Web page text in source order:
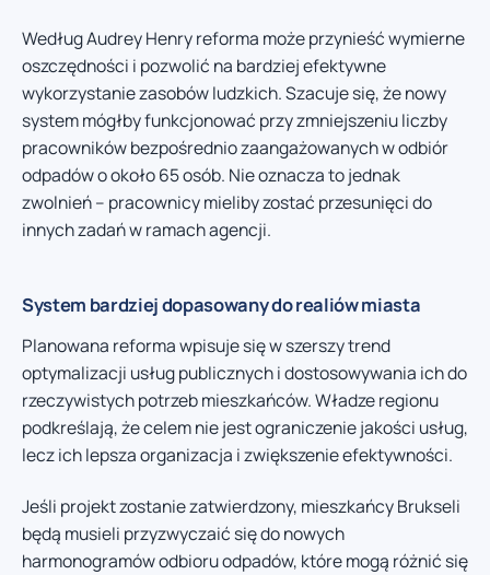
Według Audrey Henry reforma może przynieść wymierne
oszczędności i pozwolić na bardziej efektywne
wykorzystanie zasobów ludzkich. Szacuje się, że nowy
system mógłby funkcjonować przy zmniejszeniu liczby
pracowników bezpośrednio zaangażowanych w odbiór
odpadów o około 65 osób. Nie oznacza to jednak
zwolnień – pracownicy mieliby zostać przesunięci do
innych zadań w ramach agencji.
System bardziej dopasowany do realiów miasta
Planowana reforma wpisuje się w szerszy trend
optymalizacji usług publicznych i dostosowywania ich do
rzeczywistych potrzeb mieszkańców. Władze regionu
podkreślają, że celem nie jest ograniczenie jakości usług,
lecz ich lepsza organizacja i zwiększenie efektywności.
Jeśli projekt zostanie zatwierdzony, mieszkańcy Brukseli
będą musieli przyzwyczaić się do nowych
harmonogramów odbioru odpadów, które mogą różnić się